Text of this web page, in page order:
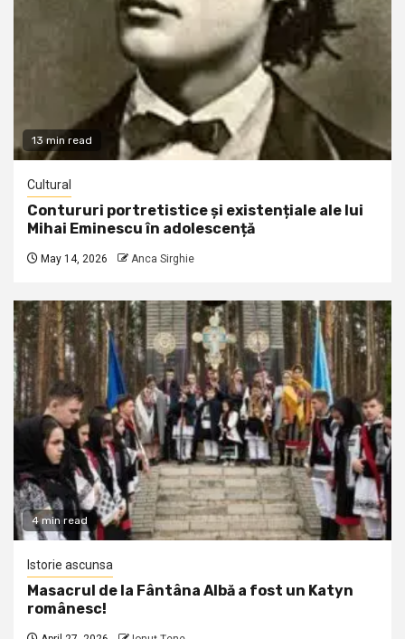
13 min read
Cultural
Contururi portretistice și existențiale ale lui
Mihai Eminescu în adolescență
May 14, 2026 Anca Sirghie
4 min read
Istorie ascunsa
Masacrul de la Fântâna Albă a fost un Katyn
românesc!